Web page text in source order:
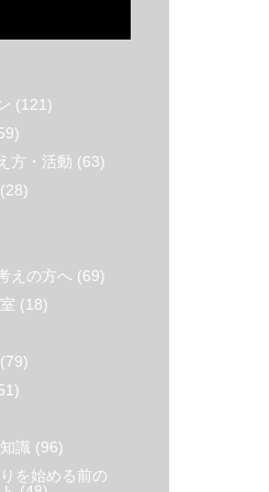
(121)
方・活動 (63)
(28)
えの方へ (69)
(18)
(79)
識 (96)
を始める前の